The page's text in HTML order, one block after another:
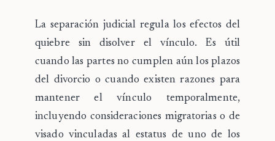
La separación judicial regula los efectos del
quiebre sin disolver el vínculo. Es útil
cuando las partes no cumplen aún los plazos
del divorcio o cuando existen razones para
mantener el vínculo temporalmente,
incluyendo consideraciones migratorias o de
visado vinculadas al estatus de uno de los